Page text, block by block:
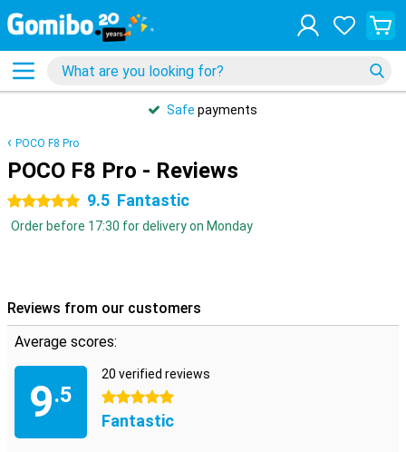
Safe payments
POCO F8 Pro
POCO F8 Pro - Reviews
5 stars 9.5 Fantastic
Order before 17:30 for delivery on Monday
Reviews from our customers
Average scores:
9.5
20 verified reviews
5 stars
Fantastic